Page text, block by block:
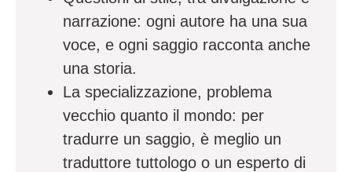
narrazione: ogni autore ha una sua
voce, e ogni saggio racconta anche
una storia.
La specializzazione, problema
vecchio quanto il mondo: per
tradurre un saggio, è meglio un
traduttore tuttologo o un esperto di